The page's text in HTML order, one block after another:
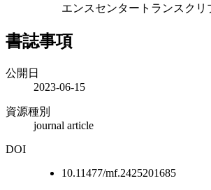
エンスセンタートランスクリ
書誌事項
公開日
2023-06-15
資源種別
journal article
DOI
10.11477/mf.2425201685